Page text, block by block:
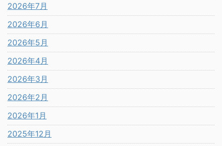
2026年7月
2026年6月
2026年5月
2026年4月
2026年3月
2026年2月
2026年1月
2025年12月